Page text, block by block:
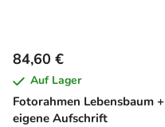
Fotorahmen Lebensbaum +
eigene Aufschrift
84,60 €
Auf Lager